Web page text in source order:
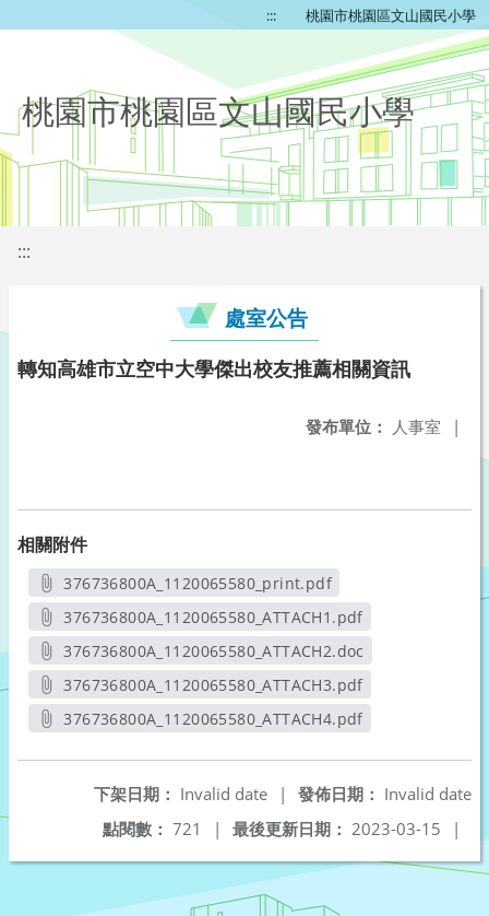
::: 桃園市桃園區文山國民小學
桃園市桃園區文山國民小學
:::
處室公告
轉知高雄市立空中大學傑出校友推薦相關資訊
發布單位： 人事室 |
相關附件
376736800A_1120065580_print.pdf
另開新視窗
376736800A_1120065580_ATTACH1.pdf
另開新視窗
376736800A_1120065580_ATTACH2.doc
另開新視窗
376736800A_1120065580_ATTACH3.pdf
另開新視窗
376736800A_1120065580_ATTACH4.pdf
發佈日期： Invalid date
下架日期： Invalid date
|
最後更新日期： 2023-03-15 |
點閱數： 721 |